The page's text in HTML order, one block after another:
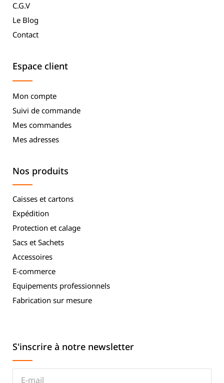
C.G.V
Le Blog
Contact
Espace client
Mon compte
Suivi de commande
Mes commandes
Mes adresses
Nos produits
Caisses et cartons
Expédition
Protection et calage
Sacs et Sachets
Accessoires
E-commerce
Equipements professionnels
Fabrication sur mesure
S'inscrire à notre newsletter